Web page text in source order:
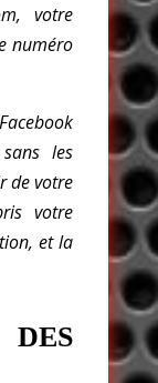
votre
numéro
les
de votre
votre
et la